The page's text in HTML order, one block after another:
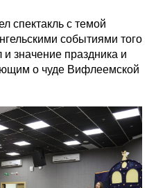
спектакль с темой
событиями того
значение праздника и
о чуде Вифлеемской